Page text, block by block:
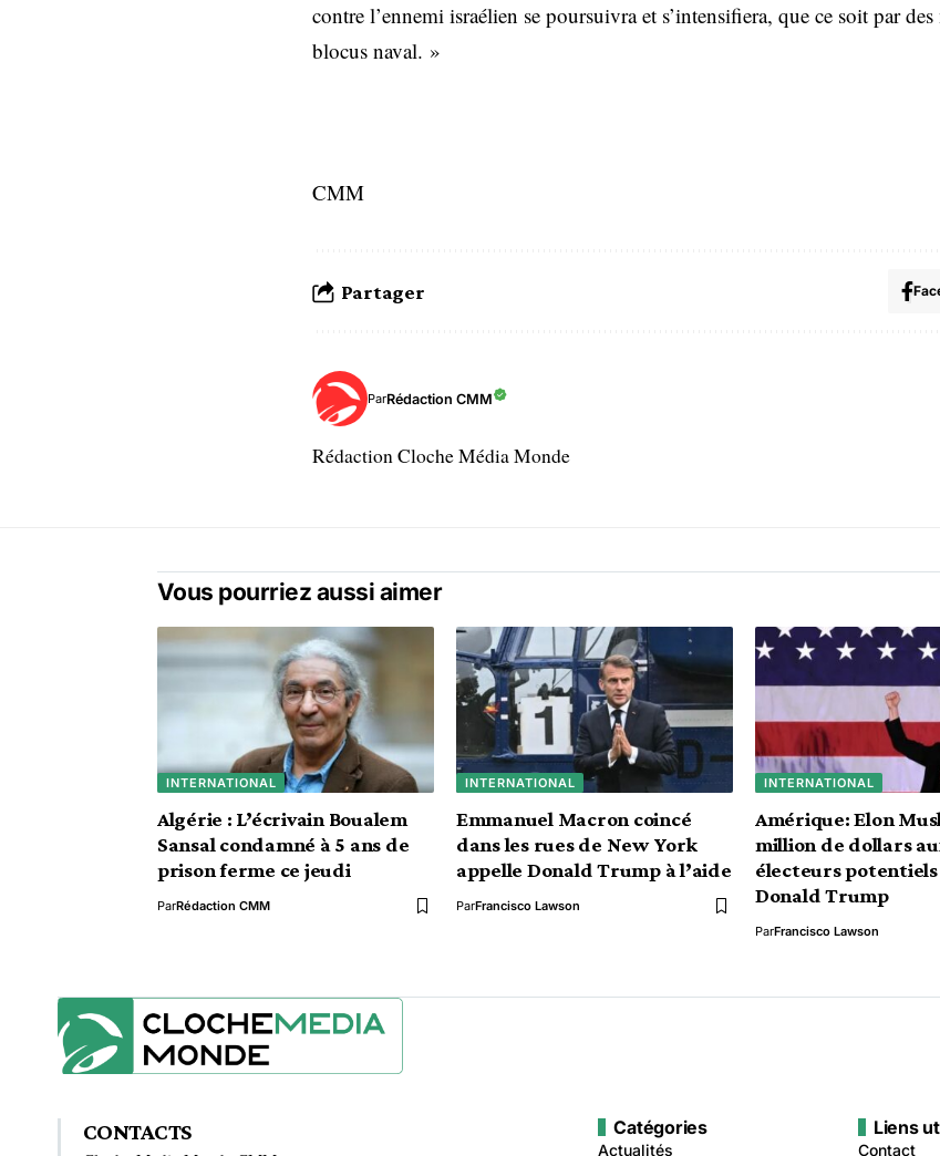
contre l’ennemi israélien se poursuivra et s’intensifiera, que ce soit par
blocus naval. »
CMM
Partager
ParRédaction CMM
Rédaction Cloche Média Monde
Vous pourriez aussi aimer
INTERNATIONAL
Algérie : L’écrivain Boualem
Sansal condamné à 5 ans de
prison ferme ce jeudi
ParRédaction CMM
INTERNATIONAL
Emmanuel Macron coincé
dans les rues de New York
appelle Donald Trump à l’aide
ParFrancisco Lawson
INTERNATIONAL
Amérique: Elon
million de dollars
électeurs potentiels
Donald Trump
ParFrancisco Lawson
CONTACTS Catégories
Actualités
Liens
Contact